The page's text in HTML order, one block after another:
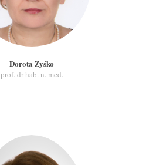
Dorota Zyśko
prof. dr hab. n. med.